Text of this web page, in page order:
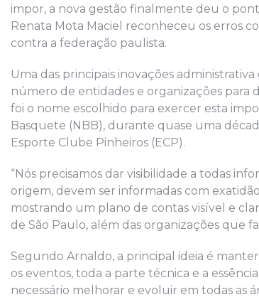
impor, a nova gestão finalmente deu o
Renata Mota Maciel reconheceu os erros
contra a federação paulista.
Uma das principais inovações
número de entidades e organizações para
foi o nome escolhido para exercer esta
Basquete (NBB), durante quase uma
Esporte Clube Pinheiros (ECP).
“Nós precisamos dar visibilidade a todas
origem, devem ser informadas com
mostrando um plano de contas visível e
de São Paulo, além das organizações que
Segundo Arnaldo, a principal ideia é
os eventos, toda a parte técnica e a
necessário melhorar e evoluir em todas as